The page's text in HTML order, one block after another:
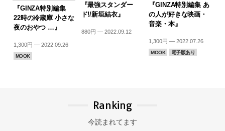
『GINZA特別編集
22時の冷蔵庫 小さな
夜のおやつ …』
1,300円 — 2022.09.26
MOOK
『最強スタンダー
ド!/新垣結衣』
880円 — 2022.09.12
『GINZA特別編集 あ
の人が好きな映画・
音楽・本』
1,300円 — 2022.07.26
MOOK 電子版あり
Ranking
今読まれてます